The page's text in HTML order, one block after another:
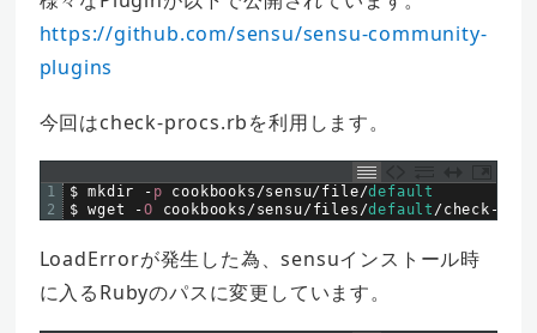
https://github.com/sensu/sensu-community-
plugins
今回はcheck-procs.rbを利用します。
1
2
$ mkdir - p cookbooks /sensu/file/default
$ wget -O cookbooks /sensu/files /default /check -
LoadErrorが発生した為、sensuインストール時
に入るRubyのパスに変更しています。